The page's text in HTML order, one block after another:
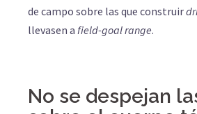
de campo sobre las que construir
llevasen a field-goal range.
No se despejan